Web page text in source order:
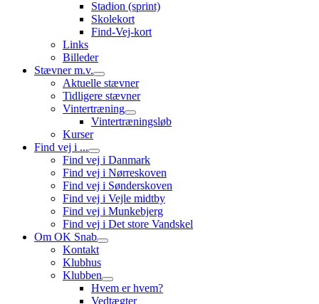
Stadion (sprint)
Skolekort
Find-Vej-kort
Links
Billeder
Stævner m.v.
Aktuelle stævner
Tidligere stævner
Vintertræning
Vintertræningsløb
Kurser
Find vej i ...
Find vej i Danmark
Find vej i Nørreskoven
Find vej i Sønderskoven
Find vej i Vejle midtby
Find vej i Munkebjerg
Find vej i Det store Vandskel
Om OK Snab
Kontakt
Klubhus
Klubben
Hvem er hvem?
Vedtægter